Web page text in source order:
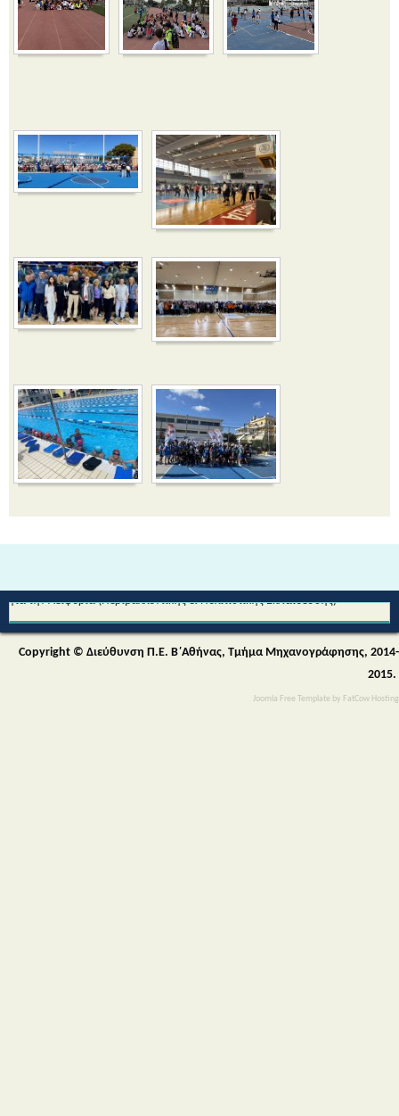
Joomla Free Template by FatCow Hosting
για την Αειφορία (Περιβαλλοντικής & Πολιτιστικής Εκπαίδευσης)
Copyright © Διεύθυνση Π.Ε. Β΄Αθήνας, Τμήμα Μηχανογράφησης, 2014-
2015.